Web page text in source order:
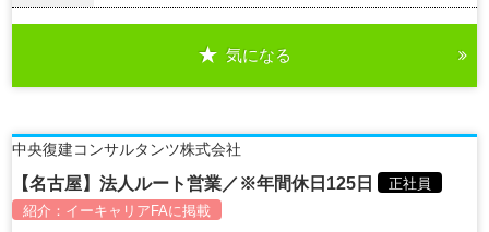
気になる
中央復建コンサルタンツ株式会社
【名古屋】法人ルート営業／※年間休日125日
正社員
紹介： イーキャリアFAに掲載